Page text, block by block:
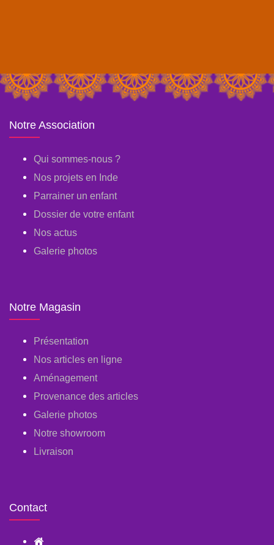
Notre Association
Qui sommes-nous ?
Nos projets en Inde
Parrainer un enfant
Dossier de votre enfant
Nos actus
Galerie photos
Notre Magasin
Présentation
Nos articles en ligne
Aménagement
Provenance des articles
Galerie photos
Notre showroom
Livraison
Contact